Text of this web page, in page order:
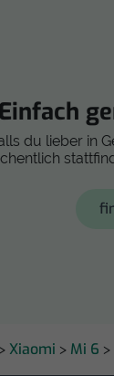
Einfach
du lieber in
> Xiaomi > Mi 6